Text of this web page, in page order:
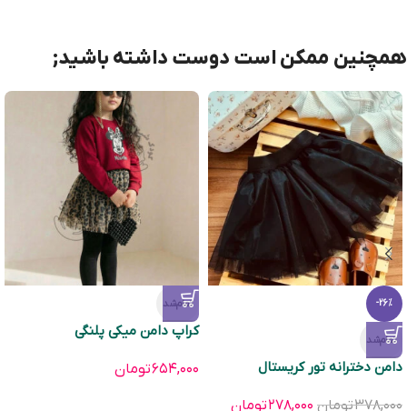
همچنین ممکن است دوست داشته باشید;
-26%
تمام‌شد
دامن دخترانه تور كریستال
۳۷۸,۰۰۰تومان ۲۷۸,۰۰۰تومان
تمام‌شد
کراپ دامن میکی پلنگی
۶۵۴,۰۰۰تومان